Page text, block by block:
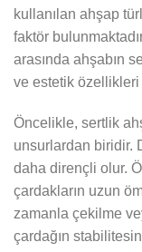
kullanılan ahşap
faktör
arasında ahşabın
ve estetik özellikleri
Öncelikle, sertlik
unsurlardan biridir.
daha dirençli olur.
çardakların uzun
zamanla çekilme
çardağın stabilitesini